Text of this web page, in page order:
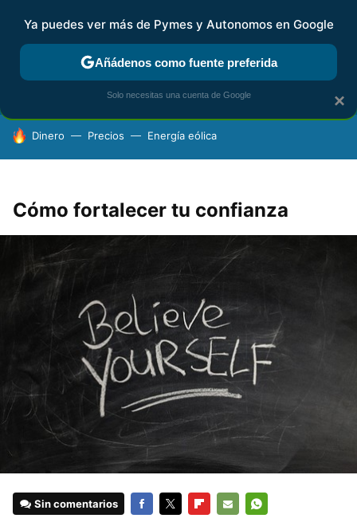
FISCALIDAD Y CONTABILIDAD KIT DIGITAL RENTA
HOY SE HABLA DE
Dinero Precios Energía eólica
Cómo fortalecer tu confianza
Sin comentarios
×
Ya puedes ver más de Pymes y Autonomos en Google
Añádenos como fuente preferida
Solo necesitas una cuenta de Google